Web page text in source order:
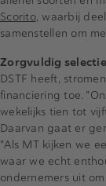
Scorito, waarbij
samenstellen om
Zorgvuldig
DSTF heeft,
financiering toe.
wekelijks tien tot
Daarvan gaat er
"Als MT kijken we
waar we echt
ondernemers uit